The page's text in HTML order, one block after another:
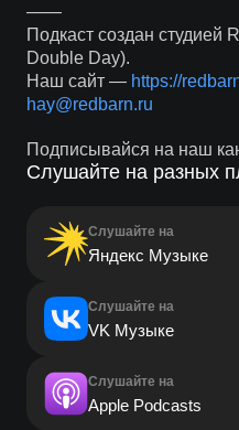
——
Подкаст создан студией
Double Day).
Наш сайт — https://
hay@redbarn.ru
Подписывайся на наш
Слушайте на разных
Слушайте на
Яндекс Музыке
Слушайте на
VK Музыке
Слушайте на
Apple Podcasts